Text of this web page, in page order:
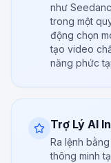
như
trong một
động chọn
tạo video
năng phức
Trợ Lý AI
Ra lệnh
thông minh